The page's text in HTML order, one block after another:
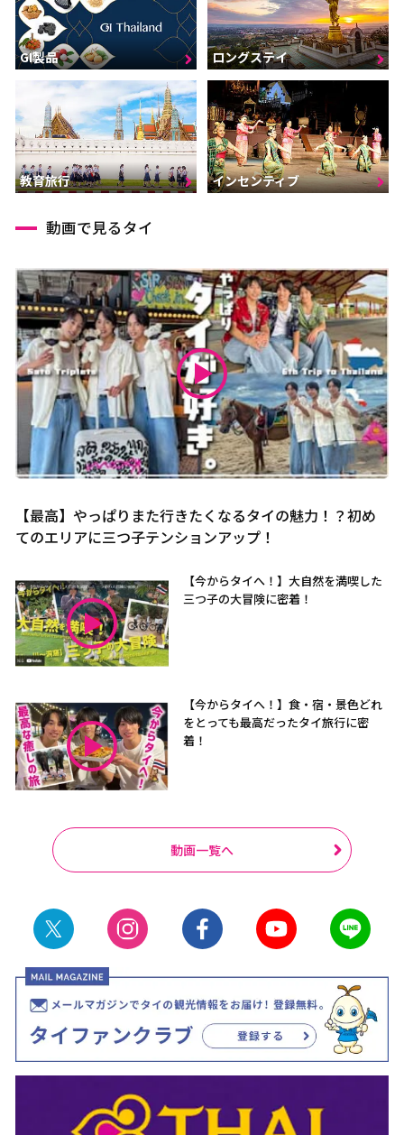
GI製品 ロングステイ
教育旅行 インセンティブ
動画で見るタイ
【最高】やっぱりまた行きたくなるタイの魅力！？初め
てのエリアに三つ子テンションアップ！
【今からタイへ！】大自然を満喫した
三つ子の大冒険に密着！
【今からタイへ！】食・宿・景色どれ
をとっても最高だったタイ旅行に密
着！
動画一覧へ